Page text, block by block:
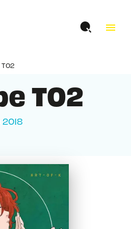
menu
T02